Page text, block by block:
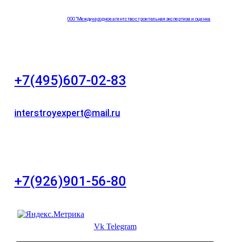
ООО "Международное агентство строительная экспертиза и оценка
+7(495)607-02-83
interstroyexpert@mail.ru
+7(926)901-56-80
Vk Telegram